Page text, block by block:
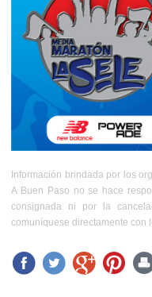
Información brindada por los
A Buen Paso no se hace
consignada ni por la
comuníquese directamente con